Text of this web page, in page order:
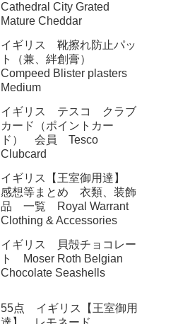
Cathedral City Grated
Mature Cheddar
イギリス 靴擦れ防止パッ
ト（兼、絆創膏）
Compeed Blister plasters
Medium
イギリス テスコ クラブ
カード（ポイントカー
ド） 会員 Tesco
Clubcard
イギリス【王室御用達】
感想等まとめ 衣類、装飾
品 一覧 Royal Warrant
Clothing & Accessories
イギリス 貝殻チョコレー
ト Moser Roth Belgian
Chocolate Seashells
55点 イギリス【王室御用